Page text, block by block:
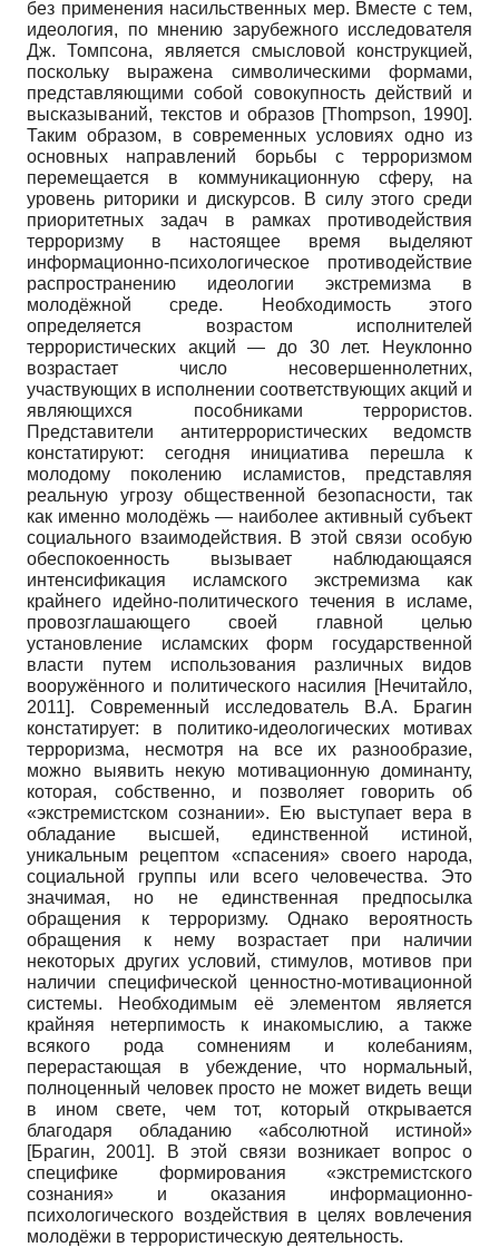
без применения насильственных мер. Вместе с тем,
идеология, по мнению зарубежного исследователя
Дж. Томпсона, является смысловой конструкцией,
поскольку выражена символическими формами,
представляющими собой совокупность действий и
высказываний, текстов и образов [Thompson, 1990].
Таким образом, в современных условиях одно из
основных направлений борьбы с терроризмом
перемещается в коммуникационную сферу, на
уровень риторики и дискурсов. В силу этого среди
приоритетных задач в рамках противодействия
терроризму в настоящее время выделяют
информационно-психологическое противодействие
распространению идеологии экстремизма в
молодёжной среде. Необходимость этого
определяется возрастом исполнителей
террористических акций — до 30 лет. Неуклонно
возрастает число несовершеннолетних,
участвующих в исполнении соответствующих акций и
являющихся пособниками террористов.
Представители антитеррористических ведомств
констатируют: сегодня инициатива перешла к
молодому поколению исламистов, представляя
реальную угрозу общественной безопасности, так
как именно молодёжь — наиболее активный субъект
социального взаимодействия. В этой связи особую
обеспокоенность вызывает наблюдающаяся
интенсификация исламского экстремизма как
крайнего идейно-политического течения в исламе,
провозглашающего своей главной целью
установление исламских форм государственной
власти путем использования различных видов
вооружённого и политического насилия [Нечитайло,
2011]. Современный исследователь В.А. Брагин
констатирует: в политико-идеологических мотивах
терроризма, несмотря на все их разнообразие,
можно выявить некую мотива­ционную доминанту,
которая, собственно, и позволяет говорить об
«экстремистском сознании». Ею выступает вера в
обладание высшей, единственной истиной,
уникальным рецептом «спасения» своего народа,
социальной группы или всего человечества. Это
значимая, но не единственная предпосылка
обращения к терроризму. Однако вероятность
обращения к нему возрастает при наличии
некоторых других условий, стимулов, мотивов при
наличии специфической ценностно-мотивационной
системы. Необходимым её элементом является
крайняя нетерпимость к инакомыслию, а также
всякого рода сомнениям и колебаниям,
перерастающая в убеждение, что нормальный,
полноценный человек просто не может видеть вещи
в ином свете, чем тот, который открывается
благодаря обладанию «абсолютной истиной»
[Брагин, 2001]. В этой связи возникает вопрос о
специфике формирования «экстремистского
сознания» и оказания информационно-
психологического воздействия в целях вовлечения
молодёжи в террористическую деятельность.